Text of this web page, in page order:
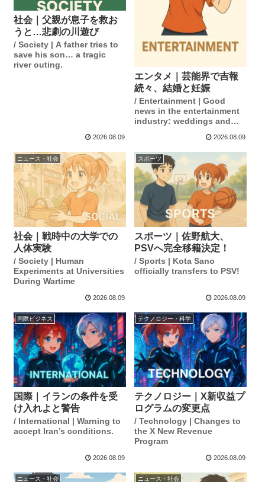
社会｜父親が息子を救お
うと…悲劇の川遊び
/ Society | A father tries to
save his son… a tragic
river outing.
2026.08.09
エンタメ｜芸能界で吉報
続々、結婚と妊娠
/ Entertainment | Good
news in the entertainment
industry: weddings and
2026.08.09
ニュース・社会
社会｜戦時中の大学での
人体実験
/ Society | Human
Experiments at Universities
During Wartime
2026.08.09
スポーツ
スポーツ｜佐野航大、
PSVへ完全移籍決定！
/ Sports | Kota Sano
officially transfers to PSV!
2026.08.09
国際ビジネス
国際｜イランの条件を受
け入れよと警告
/ International | Warning to
accept Iran’s conditions.
2026.08.09
テクノロジー・科学
テクノロジー｜X新収益プ
ログラムの変更点
/ Technology | Changes to
the X New Revenue
Program
2026.08.09
ニュース・社会 ニュース・社会